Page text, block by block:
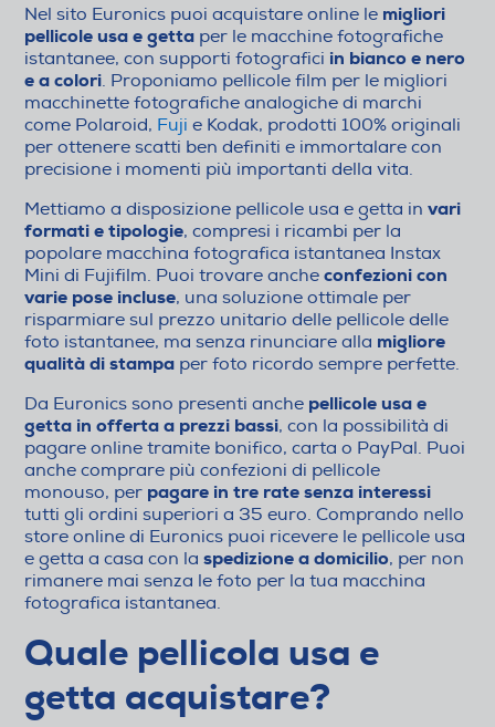
Nel sito Euronics puoi acquistare online le migliori
pellicole usa e getta per le macchine fotografiche
istantanee, con supporti fotografici in bianco e nero
e a colori. Proponiamo pellicole film per le migliori
macchinette fotografiche analogiche di marchi
come Polaroid, Fuji e Kodak, prodotti 100% originali
per ottenere scatti ben definiti e immortalare con
precisione i momenti più importanti della vita.
Mettiamo a disposizione pellicole usa e getta in vari
formati e tipologie, compresi i ricambi per la
popolare macchina fotografica istantanea Instax
Mini di Fujifilm. Puoi trovare anche confezioni con
varie pose incluse, una soluzione ottimale per
risparmiare sul prezzo unitario delle pellicole delle
foto istantanee, ma senza rinunciare alla migliore
qualità di stampa per foto ricordo sempre perfette.
Da Euronics sono presenti anche pellicole usa e
getta in offerta a prezzi bassi, con la possibilità di
pagare online tramite bonifico, carta o PayPal. Puoi
anche comprare più confezioni di pellicole
monouso, per pagare in tre rate senza interessi
tutti gli ordini superiori a 35 euro. Comprando nello
store online di Euronics puoi ricevere le pellicole usa
e getta a casa con la spedizione a domicilio, per non
rimanere mai senza le foto per la tua macchina
fotografica istantanea.
Quale pellicola usa e
getta acquistare?